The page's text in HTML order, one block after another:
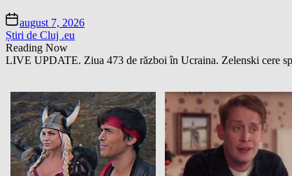
august 7, 2026
Știri de Cluj .eu
Reading Now
LIVE UPDATE. Ziua 473 de război în Ucraina. Zelenski cere